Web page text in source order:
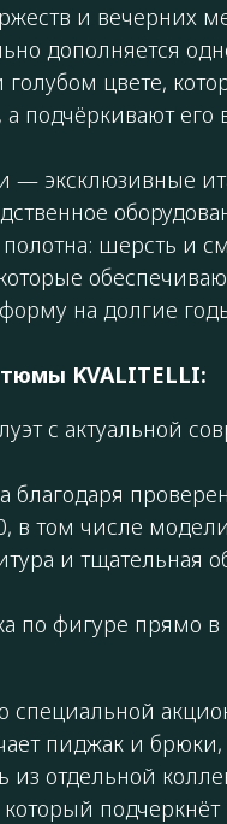
и вечерних
дополняется
цвете,
подчёркивают его
— эксклюзивные
шерсть и
на долгие
KVALITELLI:
с актуальной
благодаря
в том числе
и тщательная
по фигуре прямо в
специальной
пиджак и
из отдельной